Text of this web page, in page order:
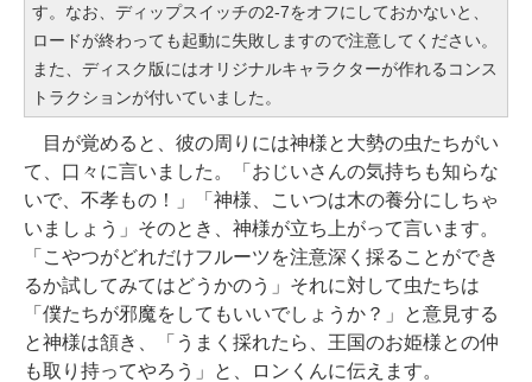
す。なお、ディップスイッチの2-7をオフにしておかないと、
ロードが終わっても起動に失敗しますので注意してください。
また、ディスク版にはオリジナルキャラクターが作れるコンス
トラクションが付いていました。
目が覚めると、彼の周りには神様と大勢の虫たちがい
て、口々に言いました。「おじいさんの気持ちも知らな
いで、不孝もの！」「神様、こいつは木の養分にしちゃ
いましょう」そのとき、神様が立ち上がって言います。
「こやつがどれだけフルーツを注意深く採ることができ
るか試してみてはどうかのう」それに対して虫たちは
「僕たちが邪魔をしてもいいでしょうか？」と意見する
と神様は頷き、「うまく採れたら、王国のお姫様との仲
も取り持ってやろう」と、ロンくんに伝えます。